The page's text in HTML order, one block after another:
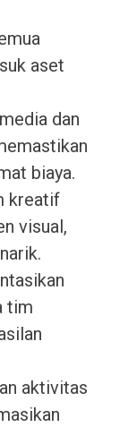
aset
dan
biaya.
kreatif
visual,
tim
aktivitas